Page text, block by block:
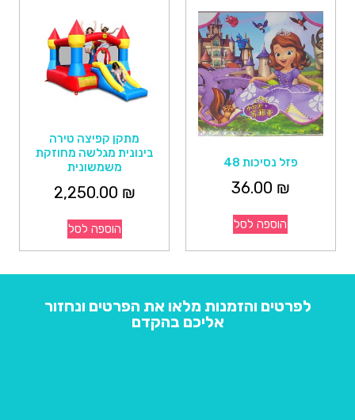
פזל נסיכות 48
36.00 ₪
הוספה לסל
מתקן קפיצה טירה
בינונית מגלשה מחוזקת
משמשונית
2,250.00 ₪
הוספה לסל
לפרטים והזמנות מלאו את הפרטים ונחזור
אליכם בהקדם